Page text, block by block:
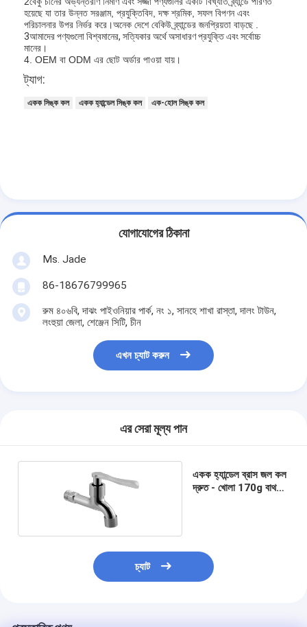
স্টেইনলেস স্টীল দরজা লক
হয়েছে যা তার উন্নত সরঞ্জাম, প্রযুক্তিবিদ, দক্ষ শ্রমিক, সফল বিপণন এবং
পরিচালনার উপর নির্ভর করে।অনেক দেশে বেকিউ ব্র্যান্ডের জনপ্রিয়তা বাড়ছে .
3আমাদের পণ্যগুলো বিশ্বমানের, সত্যিকার অর্থে অসাধারণ প্রযুক্তি এবং সর্বোচ্চ
মানের।
4. OEM বা ODM এর ছোট অর্ডার পাওয়া যায়।
ট্যাগ:
একক সিঙ্ক কল একক হ্যান্ডেল সিঙ্ক কল এক-হোল সিঙ্ক কল
যোগাযোগের ঠিকানা
Ms. Jade
86-18676799965
রুম ৪০৬বি, দাঝং পাইওনিয়ার পার্ক, নং ১, সানহে শাখা রাস্তা, দালং টাউন,
লংহুয়া জেলা, শেঞ্জেন সিটি, চীন
এখন চ্যাট করুন
এর সেরা মূল্য পান
একক হ্যান্ডেল ব্রাস জল কল
দ্রুত - খোলা 170g বাথরুম
চ্যাট